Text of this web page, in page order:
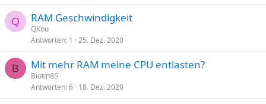
Q RAM Geschwindigkeit
QKou
Antworten 1 25. Dez. 2020
B Mit mehr RAM meine CPU entlasten?
Biotin85
Antworten 6 18. Dez. 2020